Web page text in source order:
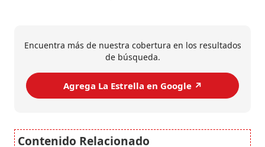
Encuentra más de nuestra cobertura en los resultados
de búsqueda.
Agrega La Estrella en Google ↗️